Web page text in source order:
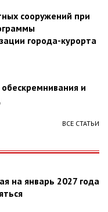
сооружений при
города-курорта
и
ВСЕ СТАТЬИ
на январь 2027 года